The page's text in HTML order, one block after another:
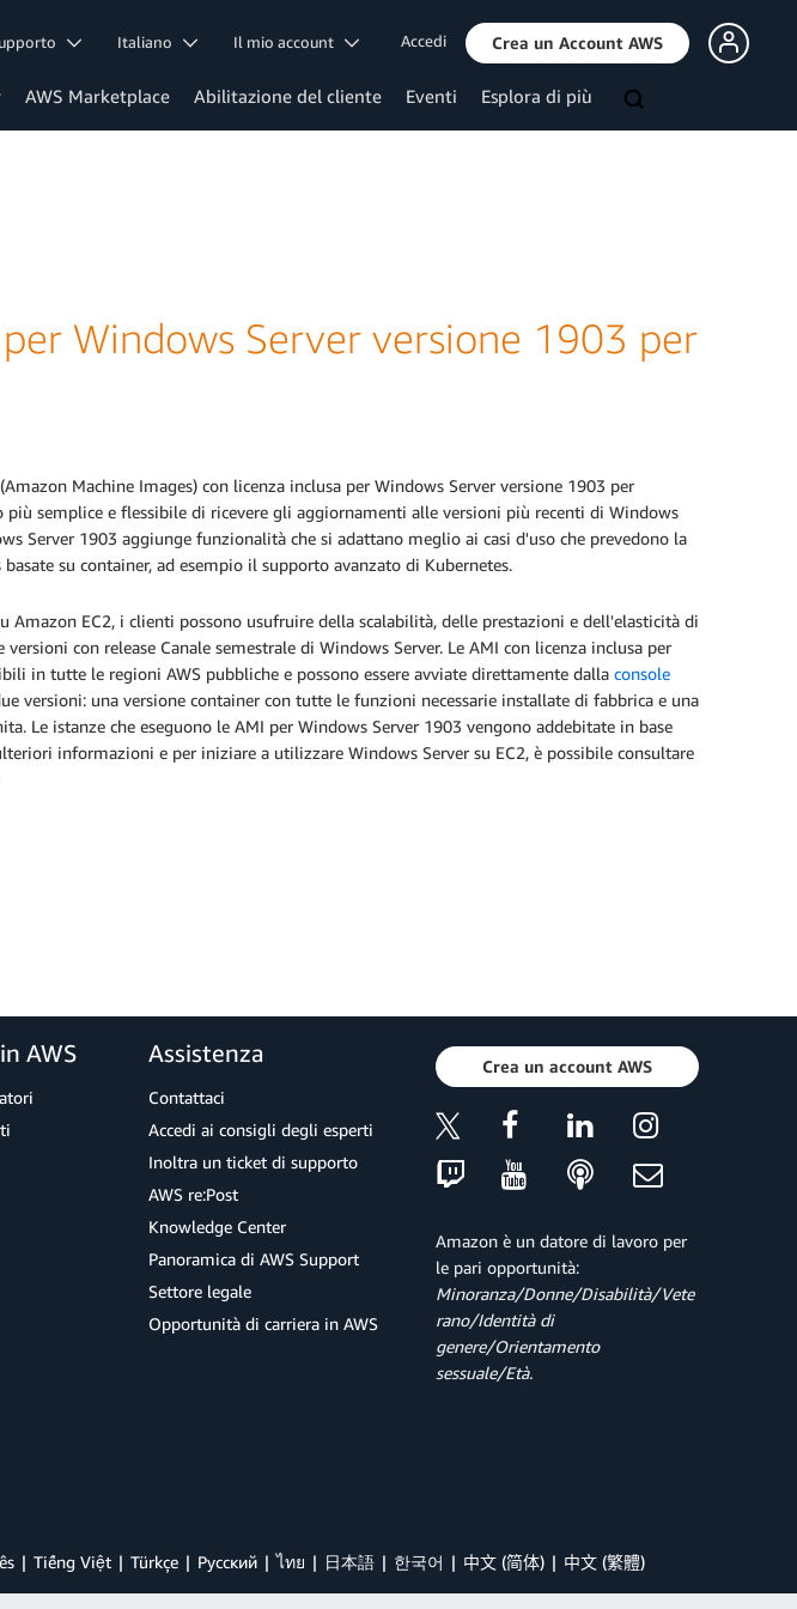
Italiano Il mio account Accedi Crea un Account AWS
AWS Marketplace Abilitazione del cliente Eventi Esplora di più
Windows Server versione 1903 per
Machine Images) con licenza inclusa per Windows Server versione 1903 per
semplice e flessibile di ricevere gli aggiornamenti alle versioni più recenti di Windows
Server 1903 aggiunge funzionalità che si adattano meglio ai casi d'uso che prevedono la
su container, ad esempio il supporto avanzato di Kubernetes.
Amazon EC2, i clienti possono usufruire della scalabilità, delle prestazioni e dell'elasticità di
con release Canale semestrale di Windows Server. Le AMI con licenza inclusa per
in tutte le regioni AWS pubbliche e possono essere avviate direttamente dalla console
versioni: una versione container con tutte le funzioni necessarie installate di fabbrica e una
Le istanze che eseguono le AMI per Windows Server 1903 vengono addebitate in base
informazioni e per iniziare a utilizzare Windows Server su EC2, è possibile consultare
AWS Assistenza
Contattaci
Accedi ai consigli degli esperti
Inoltra un ticket di supporto
AWS re:Post
Knowledge Center
Panoramica di AWS Support
Settore legale
Opportunità di carriera in AWS
Crea un account AWS
Amazon è un datore di lavoro per
le pari opportunità:
Minoranza/Donne/Disabilità/Vete
rano/Identità di
genere/Orientamento
sessuale/Età.
Tiếng Việt Türkçe Ρусский ไทย 日本語 한국어 中文 (简体) 中文 (繁體)